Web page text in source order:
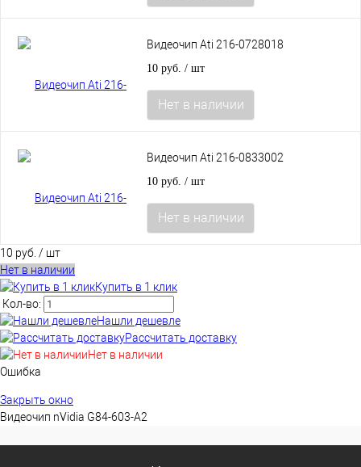
Видеочип Ati 216-0728018
10 руб. / шт
Нет в наличии
Видеочип Ati 216-0833002
10 руб. / шт
Нет в наличии
10 руб. / шт
Нет в наличии
Купить в 1 клик
Кол-во:
Нашли дешевле
Рассчитать доставку
Нет в наличии
Ошибка
Закрыть окно
Видеочип nVidia G84-603-A2